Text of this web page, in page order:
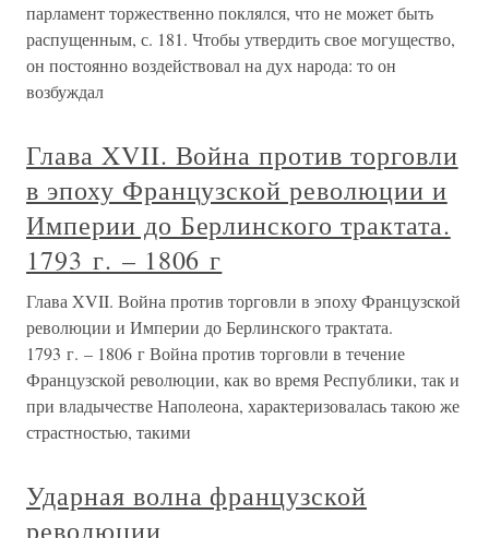
парламент торжественно поклялся, что не может быть
распущенным, с. 181. Чтобы утвердить свое могущество,
он постоянно воздействовал на дух народа: то он
возбуждал
Глава XVII. Война против торговли
в эпоху Французской революции и
Империи до Берлинского трактата.
1793 г. – 1806 г
Глава XVII. Война против торговли в эпоху Французской
революции и Империи до Берлинского трактата.
1793 г. – 1806 г Война против торговли в течение
Французской революции, как во время Республики, так и
при владычестве Наполеона, характеризовалась такою же
страстностью, такими
Ударная волна французской
революции